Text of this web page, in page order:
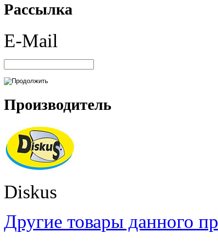
Рассылка
E-Mail
Производитель
Diskus
Другие товары данного